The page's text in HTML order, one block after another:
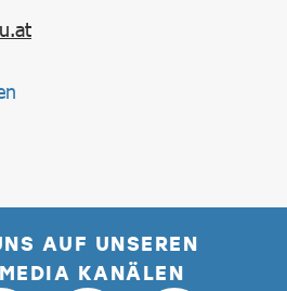
AUF UNSEREN
KANÄLEN